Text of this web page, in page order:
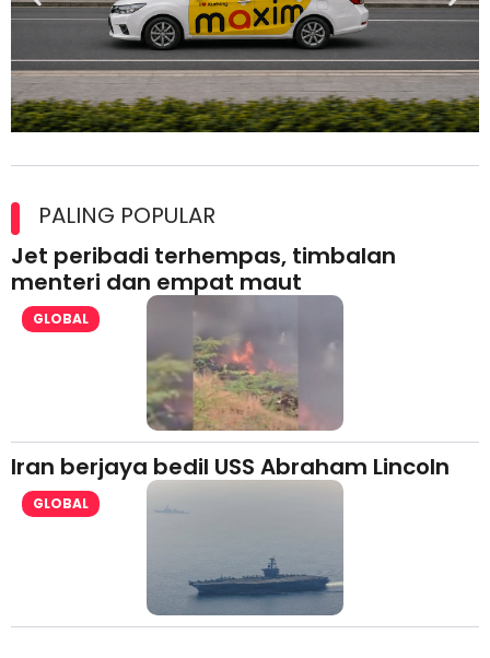
lesen separuh pertama 2026
PALING POPULAR
Jet peribadi terhempas, timbalan
menteri dan empat maut
GLOBAL
Iran berjaya bedil USS Abraham Lincoln
GLOBAL